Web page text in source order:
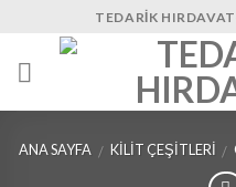
content
TEDARIK
ANA SAYFA / KILIT ÇEŞITLERI /